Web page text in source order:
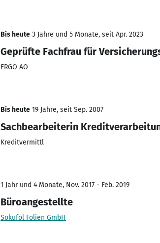
Bis heute 3 Jahre und 5 Monate, seit Apr. 2023
Geprüfte Fachfrau für
ERGO AO
Bis heute 19 Jahre, seit Sep. 2007
Sachbearbeiterin
Kreditvermittl
1 Jahr und 4 Monate, Nov. 2017 - Feb. 2019
Büroangestellte
Sokufol Folien GmbH